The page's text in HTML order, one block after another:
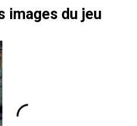
images du jeu